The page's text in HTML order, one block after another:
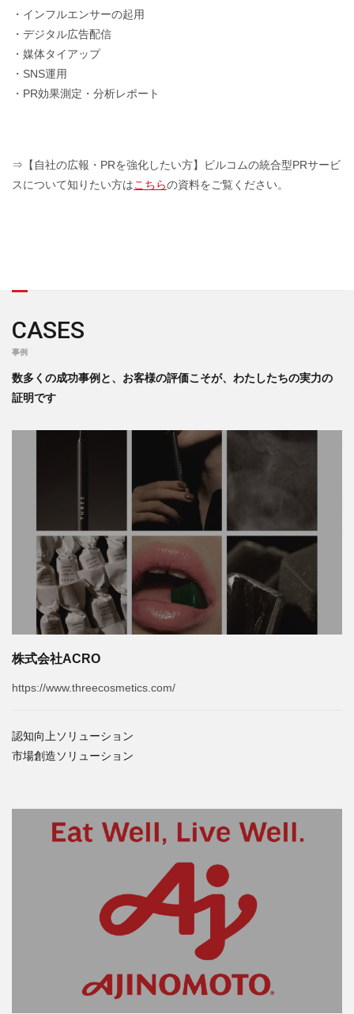
・インフルエンサーの起用
・デジタル広告配信
・媒体タイアップ
・SNS運用
・PR効果測定・分析レポート
⇒【自社の広報・PRを強化したい方】ビルコムの統合型PRサービ
スについて知りたい方はこちらの資料をご覧ください。
CASES
事例
数多くの成功事例と、お客様の評価こそが、わたしたちの実力の
証明です
株式会社ACRO
https://www.threecosmetics.com/
認知向上ソリューション
市場創造ソリューション